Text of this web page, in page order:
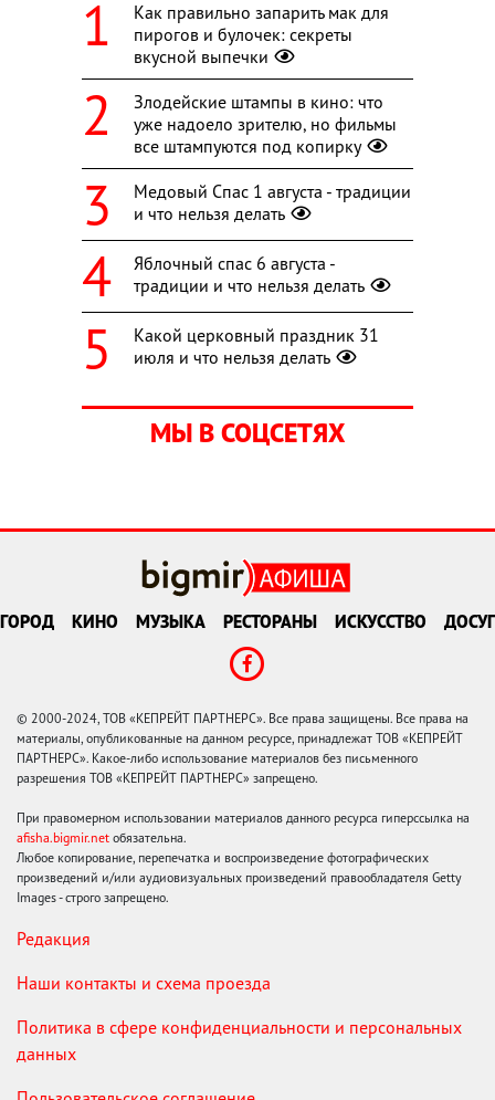
Как правильно запарить мак для
пирогов и булочек: секреты
вкусной выпечки
Злодейские штампы в кино: что
уже надоело зрителю, но фильмы
все штампуются под копирку
Медовый Спас 1 августа - традиции
и что нельзя делать
Яблочный спас 6 августа -
традиции и что нельзя делать
Какой церковный праздник 31
июля и что нельзя делать
МЫ В СОЦСЕТЯХ
ГОРОД КИНО МУЗЫКА РЕСТОРАНЫ ИСКУССТВО ДОСУГ
© 2000-2024, ТОВ «КЕПРЕЙТ ПАРТНЕРС». Все права защищены. Все права на
материалы, опубликованные на данном ресурсе, принадлежат ТОВ «КЕПРЕЙТ
ПАРТНЕРС». Какое-либо использование материалов без письменного
разрешения ТОВ «КЕПРЕЙТ ПАРТНЕРС» запрещено.
При правомерном использовании материалов данного ресурса гиперссылка на
afisha.bigmir.net обязательна.
Любое копирование, перепечатка и воспроизведение фотографических
произведений и/или аудиовизуальных произведений правообладателя Getty
Images - строго запрещено.
Редакция
Наши контакты и схема проезда
Политика в сфере конфиденциальности и персональных
данных